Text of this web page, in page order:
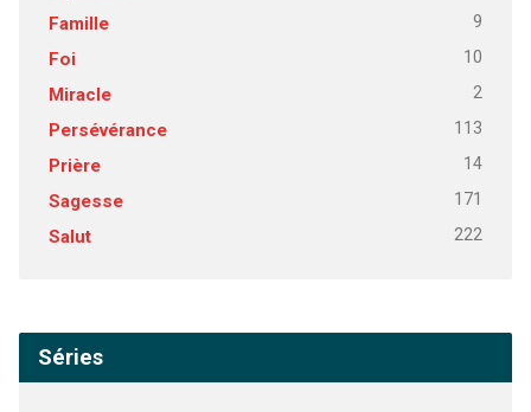
Famille 9
Foi 10
Miracle 2
Persévérance 113
Prière 14
Sagesse 171
Salut 222
Séries